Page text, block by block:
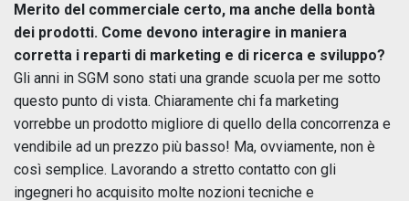
Merito del commerciale certo, ma anche della bontà
dei prodotti. Come devono interagire in maniera
corretta i reparti di marketing e di ricerca e sviluppo?
Gli anni in SGM sono stati una grande scuola per me sotto
questo punto di vista. Chiaramente chi fa marketing
vorrebbe un prodotto migliore di quello della concorrenza e
vendibile ad un prezzo più basso! Ma, ovviamente, non è
così semplice. Lavorando a stretto contatto con gli
ingegneri ho acquisito molte nozioni tecniche e